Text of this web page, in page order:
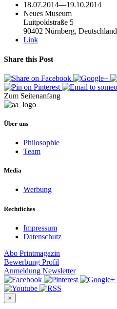
18.07.2014—19.10.2014
Neues Museum
Luitpoldstraße 5
90402 Nürnberg, Deutschland
Link
Share this Post
Zum Seitenanfang
Über uns
Philosophie
Team
Media
Werbung
Rechtliches
Impressum
Datenschutz
Abo Printmagazin
Bewerbung Profil
Anmeldung Newsletter
×